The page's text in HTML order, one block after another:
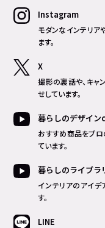
Instagram
モダンなインテリア
ます。
X
撮影の裏話や、キ
せしています。
暮らしのデザイン
おすすめ商品をプ
ています。
暮らしのライブラ
インテリアのアイ
す。
LINE